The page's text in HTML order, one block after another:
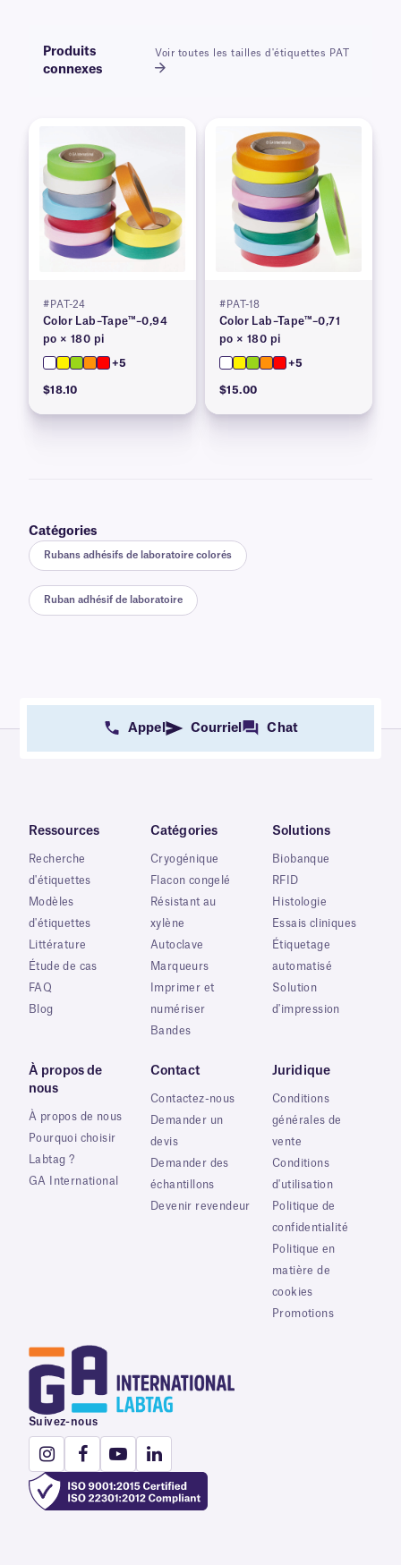
Produits
connexes
Voir toutes les tailles d'étiquettes PAT
#PAT-24
Color Lab–Tape™–0,94
po × 180 pi
+5
$18.10
#PAT-18
Color Lab–Tape™–0,71
po × 180 pi
+5
$15.00
Catégories
Rubans adhésifs de laboratoire colorés
Ruban adhésif de laboratoire
Appel Courriel Chat
Ressources
Recherche
d'étiquettes
Modèles
d'étiquettes
Littérature
Étude de cas
FAQ
Blog
Catégories
Cryogénique
Flacon congelé
Résistant au
xylène
Autoclave
Marqueurs
Imprimer et
numériser
Bandes
Solutions
Biobanque
RFID
Histologie
Essais cliniques
Étiquetage
automatisé
Solution
d'impression
À propos de
nous
À propos de nous
Pourquoi choisir
Labtag ?
GA International
Contact
Contactez-nous
Demander un
devis
Demander des
échantillons
Devenir revendeur
Juridique
Conditions
générales de
vente
Conditions
d'utilisation
Politique de
confidentialité
Politique en
matière de
cookies
Promotions
Suivez-nous